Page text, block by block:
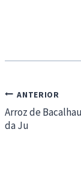
Navegação
de
artigos
ANTERIOR
Arroz de
da Ju